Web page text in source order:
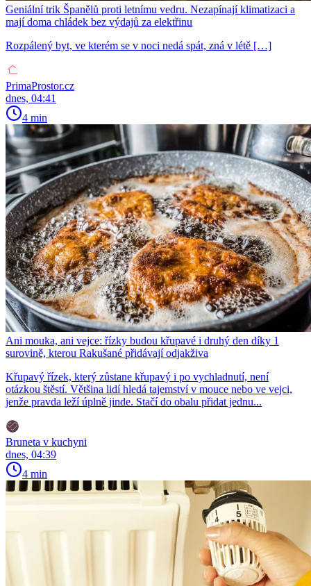
Geniální trik Španělů proti letnímu vedru. Nezapínají klimatizaci a
mají doma chládek bez výdajů za elektřinu
Rozpálený byt, ve kterém se v noci nedá spát, zná v létě […]
PrimaProstor.cz
dnes, 04:41
4 min
Ani mouka, ani vejce: řízky budou křupavé i druhý den díky 1
surovině, kterou Rakušané přidávají odjakživa
Křupavý řízek, který zůstane křupavý i po vychladnutí, není
otázkou štěstí. Většina lidí hledá tajemství v mouce nebo ve vejci,
jenže pravda leží úplně jinde. Stačí do obalu přidat jednu...
Bruneta v kuchyni
dnes, 04:39
4 min